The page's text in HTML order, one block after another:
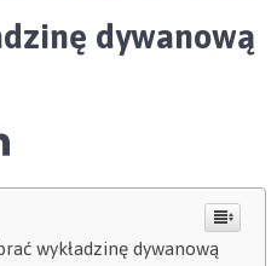
dywanową
wykładzinę dywanową